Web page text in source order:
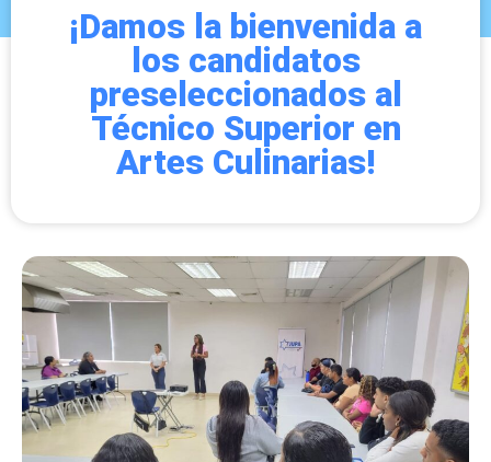
¡Damos la bienvenida a
los candidatos
preseleccionados al
Técnico Superior en
Artes Culinarias!